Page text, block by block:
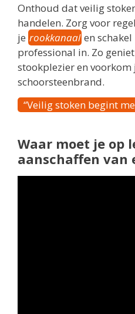
Onthoud dat veilig
handelen. Zorg voor
je rookkanaal en
professional in. Zo
stookplezier en voorkom
schoorsteenbrand.
“Veilig stoken begint
Waar moet je op
aanschaffen van